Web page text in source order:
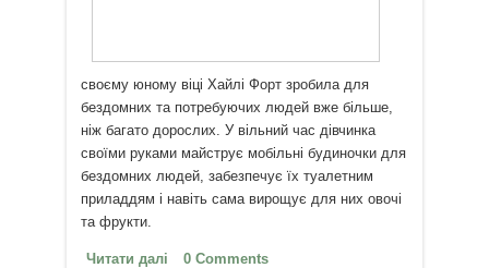
своєму юному віці Хайлі Форт зробила для
бездомних та потребуючих людей вже більше,
ніж багато дорослих. У вільний час дівчинка
своїми руками майструє мобільні будиночки для
бездомних людей, забезпечує їх туалетним
приладдям і навіть сама вирощує для них овочі
та фрукти.
Читати далі про 9-річна дівчинка своїми
0 Comments